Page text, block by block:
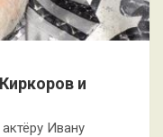
и
Ивану